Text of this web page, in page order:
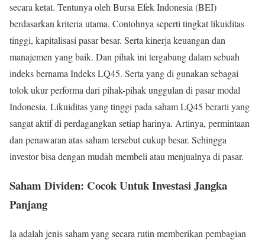
secara ketat. Tentunya oleh Bursa Efek Indonesia (BEI)
berdasarkan kriteria utama. Contohnya seperti tingkat likuiditas
tinggi, kapitalisasi pasar besar. Serta kinerja keuangan dan
manajemen yang baik. Dan pihak ini tergabung dalam sebuah
indeks bernama Indeks LQ45. Serta yang di gunakan sebagai
tolok ukur performa dari pihak-pihak unggulan di pasar modal
Indonesia. Likuiditas yang tinggi pada saham LQ45 berarti yang
sangat aktif di perdagangkan setiap harinya. Artinya, permintaan
dan penawaran atas saham tersebut cukup besar. Sehingga
investor bisa dengan mudah membeli atau menjualnya di pasar.
Saham Dividen: Cocok Untuk Investasi Jangka
Panjang
Ia adalah jenis saham yang secara rutin memberikan pembagian